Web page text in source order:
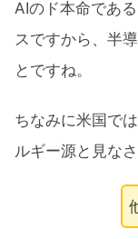
AIのド本命であ
スですから、半
とですね。
ちなみに米国で
ルギー源と見な